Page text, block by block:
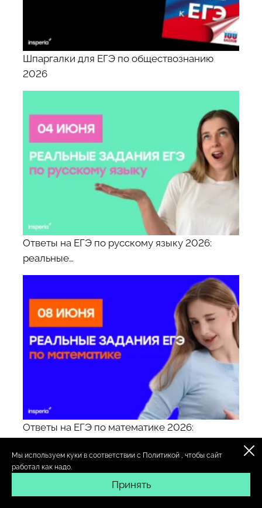
Мы используем куки в соответствии с Политикой , чтобы сайт
работал как надо.
Принять
Шпаргалки для ЕГЭ по обществознанию
2026
Ответы на ЕГЭ по русскому языку 2026:
реальные…
Ответы на ЕГЭ по математике 2026: